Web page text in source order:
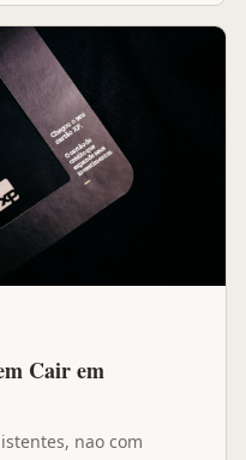
Cair em
nao com